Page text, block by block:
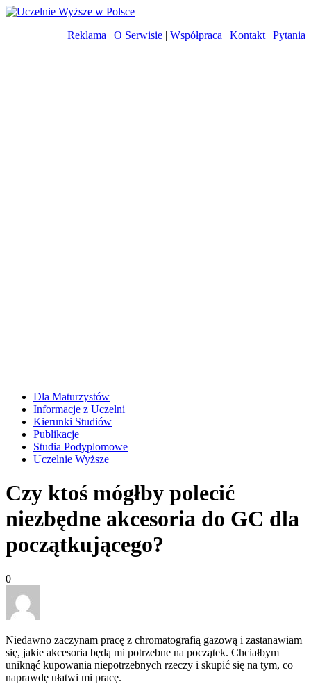
Reklama | O Serwisie | Współpraca | Kontakt | Pytania
Dla Maturzystów
Informacje z Uczelni
Kierunki Studiów
Publikacje
Studia Podyplomowe
Uczelnie Wyższe
Czy ktoś mógłby polecić
niezbędne akcesoria do GC dla
początkującego?
0
Niedawno zaczynam pracę z chromatografią gazową i zastanawiam
się, jakie akcesoria będą mi potrzebne na początek. Chciałbym
uniknąć kupowania niepotrzebnych rzeczy i skupić się na tym, co
naprawdę ułatwi mi pracę.